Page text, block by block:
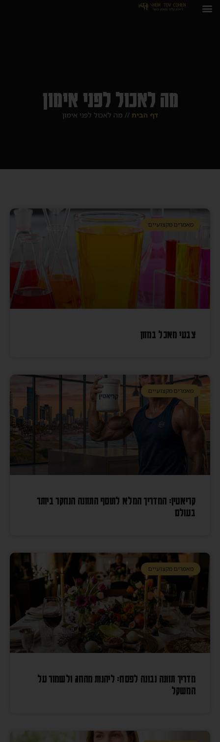
מה לאכול לפני אימון
דף הבית // מה לאכול לפני אימון
מאמרים מקצועיים
צבעי מאכל במזון
מאמרים מקצועיים
קריאטין: המדריך המלא לתוסף התזונה הנחקר ביותר
בעולם
מאמרים מקצועיים
מדריך תזונה נבונה לפסח: ליהנות מהחג ולשמור על
המשקל